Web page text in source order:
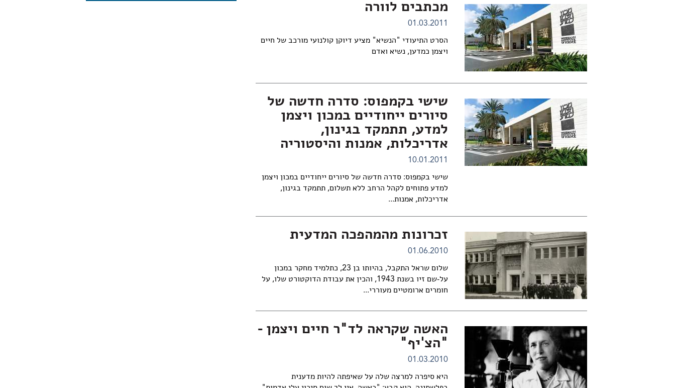
מכתבים לוורה
01.03.2011
הסרט התיעודי "הנשיא" מציע דיוקן קולנועי מורכב של חיים
ויצמן כמדען, נשיא ואדם
שישי בקמפוס: סדרה חדשה של
סיורים ייחודיים במכון ויצמן
למדע, תתמקד בגינון,
אדריכלות, אמנות והיסטוריה
10.01.2011
שישי בקמפוס: סדרה חדשה של סיורים ייחודיים במכון ויצמן
למדע פתוחים לקהל הרחב ללא תשלום, תתמקד בגינון,
אדריכלות, אמנות...
זכרונות מהמהפכה המדעית
01.06.2010
שלום שראל התקבל, בהיותו בן 23, כתלמיד מחקר במכון
על-שם זיו בשנת 1943, והכין את עבודת הדוקטורט שלו, על
חומרים ארומטיים מעוררי...
האשה שקראה לד"ר חיים ויצמן -
"הצ'יף"
01.03.2010
היא סיפרה למרצה שלה על שאיפתה להיות מדענית